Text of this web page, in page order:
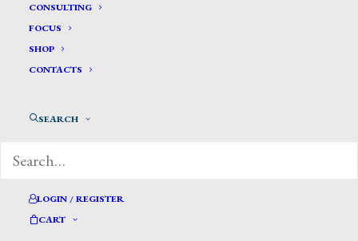
CONSULTING
FOCUS
SHOP
CONTACTS
SEARCH
LOGIN / REGISTER
CART
Busatti Luigi*
Bologna 1763 – 1821
in gran parte perduti. Di lui restano diversi
disegni e due affreschi con sfondi paesaggistici